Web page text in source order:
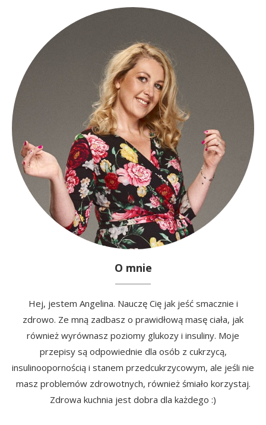
O mnie
Hej, jestem Angelina. Nauczę Cię jak jeść smacznie i
zdrowo. Ze mną zadbasz o prawidłową masę ciała, jak
również wyrównasz poziomy glukozy i insuliny. Moje
przepisy są odpowiednie dla osób z cukrzycą,
insulinoopornością i stanem przedcukrzycowym, ale jeśli nie
masz problemów zdrowotnych, również śmiało korzystaj.
Zdrowa kuchnia jest dobra dla każdego :)